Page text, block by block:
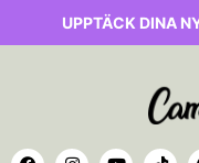
UPPTÄCK DINA